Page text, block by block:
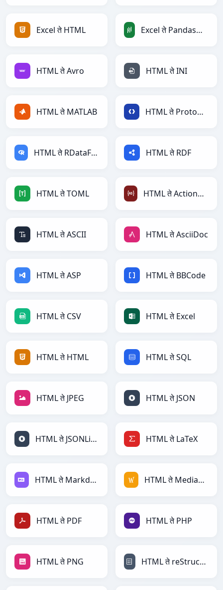
Excel ते HTML Excel ते PandasDataFrame
HTML ते Avro HTML ते INI
HTML ते MATLAB HTML ते Protobuf
HTML ते RDataFrame HTML ते RDF
HTML ते TOML HTML ते ActionScript
HTML ते ASCII HTML ते AsciiDoc
HTML ते ASP HTML ते BBCode
HTML ते CSV HTML ते Excel
HTML ते HTML HTML ते SQL
HTML ते JPEG HTML ते JSON
HTML ते JSONLines HTML ते LaTeX
HTML ते Markdown HTML ते MediaWiki
HTML ते PDF HTML ते PHP
HTML ते PNG HTML ते reStructuredText